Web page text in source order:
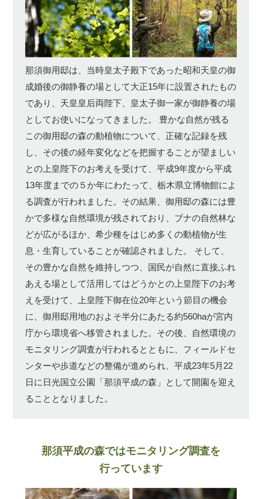
那須御用邸は、当時皇太子殿下であった昭和天皇の御
成婚後の御静養の場として大正15年に設置されたもの
であり、天皇皇后両陛下、皇太子御一家が御静養の場
としてお使いになってきました。 豊かな自然が残る
この御用邸の森の動植物について、正確な記録を残
し、その後の経年変化などを把握することが望ましい
との上皇陛下のお考えを受けて、平成9年度から平成
13年度までの５か年にわたって、栃木県立博物館によ
る調査が行われました。その結果、御用邸の森には豊
かで多様な自然環境が残されており、ブナの自然林な
どが広がるほか、希少種をはじめ多くの動植物が生
息・生育していることが確認されました。
そして、
その豊かな自然を維持しつつ、国民が自然に直接ふれ
あえる場として活用してはどうかとの上皇陛下のお考
えを受けて、上皇陛下御在位20年という節目の機会
に、御用邸用地のおよそ半分にあたる約560haが宮内
庁から環境省へ移管されました。その後、自然環境の
モニタリング調査が行われるとともに、フィールドセ
ンターや歩道などの整備が進められ、平成23年5月22
日に日光国立公園「那須平成の森」として開園を迎え
ることとなりました。
那須平成の森ではモニタリング調査を
行っています